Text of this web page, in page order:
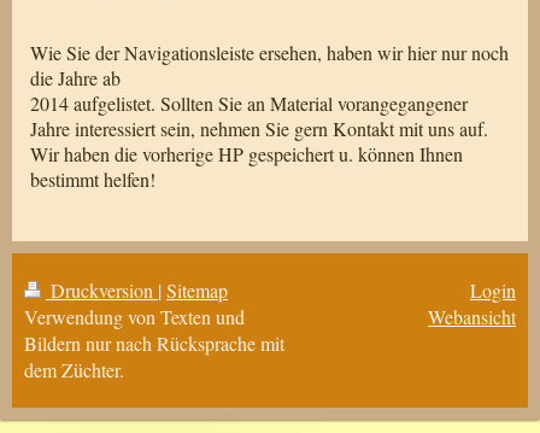
Wie Sie der Navigationsleiste ersehen, haben wir hier nur noch
die Jahre ab
2014 aufgelistet. Sollten Sie an Material vorangegangener
Jahre interessiert sein, nehmen Sie gern Kontakt mit uns auf.
Wir haben die vorherige HP gespeichert u. können Ihnen
bestimmt helfen!
Druckversion |Sitemap
Verwendung von Texten und
Bildern nur nach Rücksprache mit
dem Züchter.
Login
Webansicht